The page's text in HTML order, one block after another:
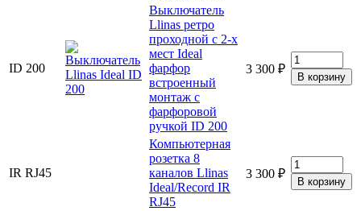
ID 200
Выключатель
Llinas ретро
проходной с 2-х
мест Ideal
фарфор
встроенный
монтаж с
фарфоровой
ручкой ID 200
3 300 ₽
IR RJ45
Компьютерная
розетка 8
каналов Llinas
Ideal/Record IR
RJ45
3 300 ₽